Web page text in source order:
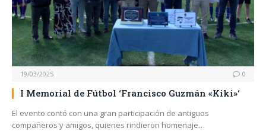
19/03/2025 0
I Memorial de Fútbol ‘Francisco Guzmán «Kiki»‘
El evento contó con una gran participación de antiguos
compañeros y amigos, quienes rindieron homenaje…